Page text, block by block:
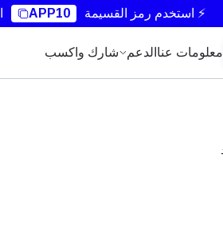
⚡ استخدم رمز القسيمة APP10
معلومات عنا الدعم شارك واكسب